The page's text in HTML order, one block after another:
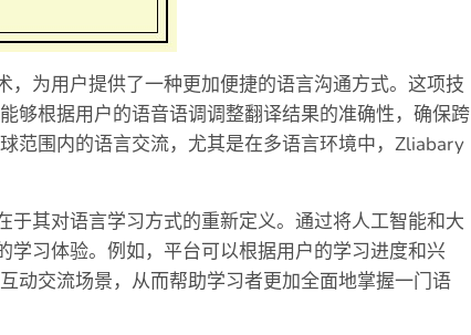
为用户提供了一种更加便捷的语言沟通方式。这项技
够根据用户的语音语调调整翻译结果的准确性，确保跨
范围内的语言交流，尤其是在多语言环境中，Zliabary
其对语言学习方式的重新定义。通过将人工智能和大
习体验。例如，平台可以根据用户的学习进度和兴
动交流场景，从而帮助学习者更加全面地掌握一门语